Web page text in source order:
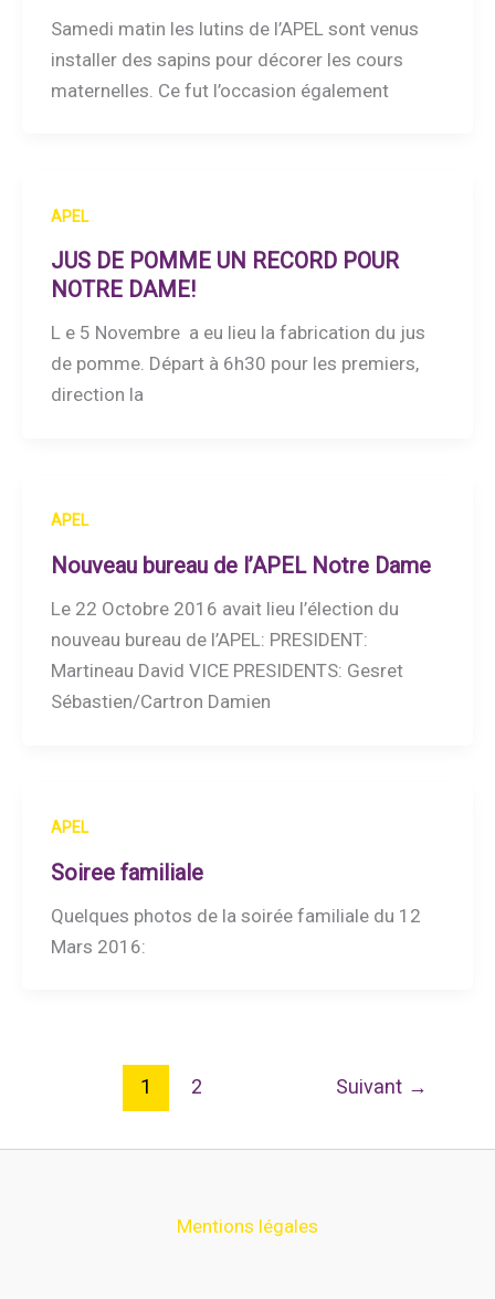
Samedi matin les lutins de l’APEL sont venus
installer des sapins pour décorer les cours
maternelles. Ce fut l’occasion également
APEL
JUS DE POMME UN RECORD POUR
NOTRE DAME!
L e 5 Novembre a eu lieu la fabrication du jus
de pomme. Départ à 6h30 pour les premiers,
direction la
APEL
Nouveau bureau de l’APEL Notre Dame
Le 22 Octobre 2016 avait lieu l’élection du
nouveau bureau de l’APEL: PRESIDENT:
Martineau David VICE PRESIDENTS: Gesret
Sébastien/Cartron Damien
APEL
Soiree familiale
Quelques photos de la soirée familiale du 12
Mars 2016:
1 2 Suivant →
Mentions légales